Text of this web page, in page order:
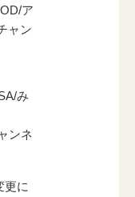
ア
ャン
み
ンネ
更に